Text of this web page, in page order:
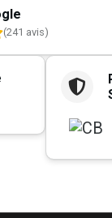
(241 avis)